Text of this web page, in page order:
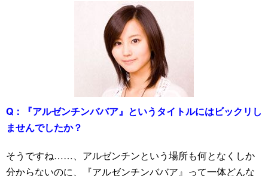
Q：
『アルゼンチンババア』というタイトルにはビックリし
ませんでしたか？
そうですね……、アルゼンチンという場所も何となくしか
分からないのに、『アルゼンチンババア』って一体どんな